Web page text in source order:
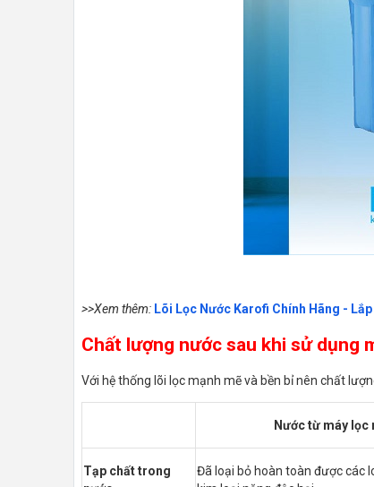
>>Xem thêm: Lõi Lọc Nước Karofi Chính Hãng -
Chất lượng nước sau khi sử dụng
Với hệ thống lõi lọc mạnh mẽ và bền bỉ nên chất
Nước từ máy lọc
Tạp chất trong
Đã loại bỏ hoàn toàn được các